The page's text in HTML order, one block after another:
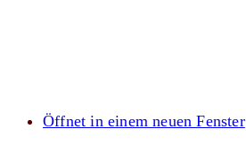
Öffnet in einem neuen Fenster